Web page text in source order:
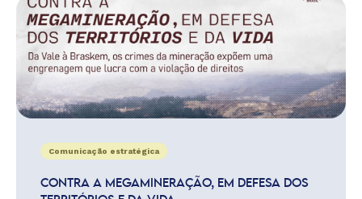
Comunicação estratégica
CONTRA A MEGAMINERAÇÃO, EM DEFESA DOS